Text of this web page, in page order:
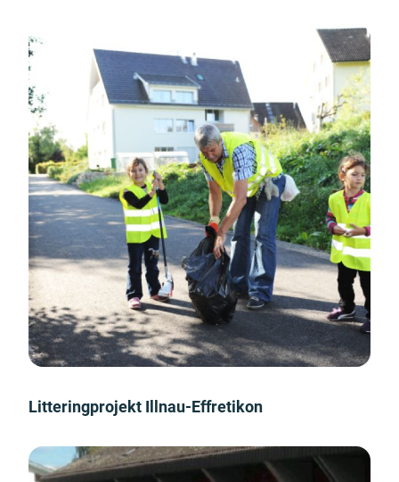
Litteringprojekt Illnau-Effretikon